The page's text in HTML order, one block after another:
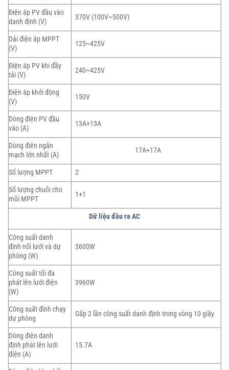
Điện áp PV đầu vào
danh định (V)
370V (100V~500V)
Dải điện áp MPPT
(V)
125~425V
Điện áp PV khi đầy
tải (V)
240~425V
Điện áp khởi động
(V)
150V
Dòng điện PV đầu
vào (A)
13A+13A
Dòng điện ngắn
mạch lớn nhất (A)
17A+17A
Số lượng MPPT
2
Số lượng chuỗi cho
mỗi MPPT
1+1
Dữ liệu đầu ra AC
Công suất danh
định nối lưới và dự
phòng (W)
3600W
Công suất tối đa
phát lên lưới điện
(W)
3960W
Công suất đỉnh chạy
dự phòng
Gấp 2 lần công suất danh định trong vòng 10 giây
Dòng điện danh
định phát lên lưới
điện (A)
15.7A